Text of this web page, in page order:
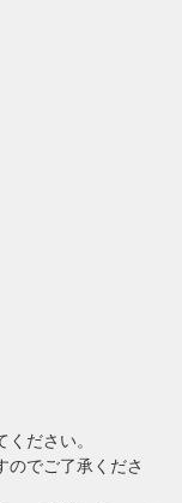
ださい。
でご了承くださ